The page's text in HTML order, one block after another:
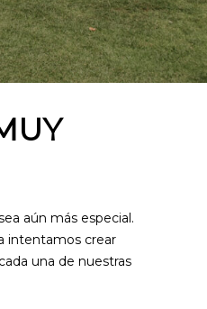
aún más especial.
intentamos crear
una de nuestras